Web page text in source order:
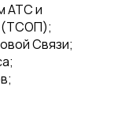
АТС и
(ТСОП);
Связи;